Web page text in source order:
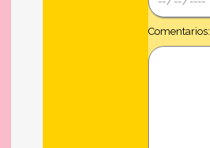
Comentarios: